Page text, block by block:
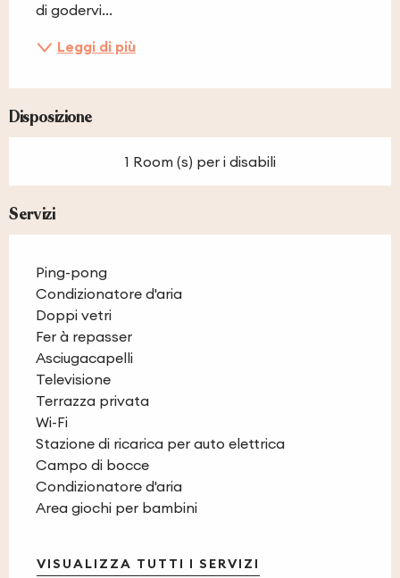
di godervi...
Leggi di più
Disposizione
1 Room (s) per i disabili
Servizi
Ping-pong
Condizionatore d'aria
Doppi vetri
Fer à repasser
Asciugacapelli
Televisione
Terrazza privata
Wi-Fi
Stazione di ricarica per auto elettrica
Campo di bocce
Condizionatore d'aria
Area giochi per bambini
VISUALIZZA TUTTI I SERVIZI